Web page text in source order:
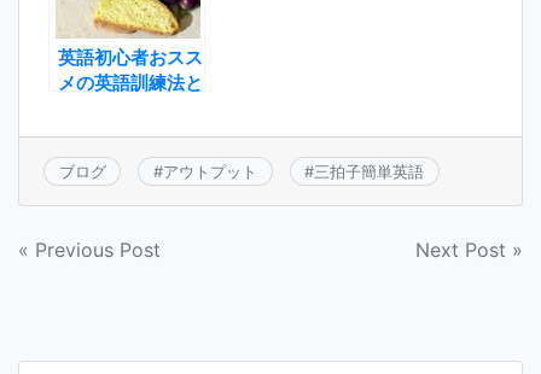
英語初心者おスス
メの英語訓練法と
ブログ #アウトプット #三拍子簡単英語
投
ナ
« Previous Post Next Post »